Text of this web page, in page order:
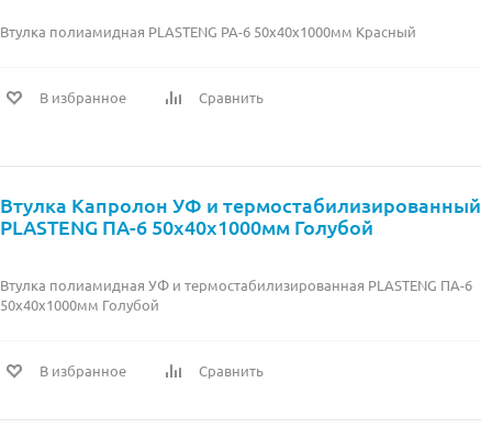
Втулка полиамидная PLASTENG PA-6 50х40х1000мм Красный
В избранное Сравнить
Втулка Капролон УФ и термостабилизированный
PLASTENG ПА-6 50х40х1000мм Голубой
Втулка полиамидная УФ и термостабилизированная PLASTENG ПА-6
50х40х1000мм Голубой
В избранное Сравнить